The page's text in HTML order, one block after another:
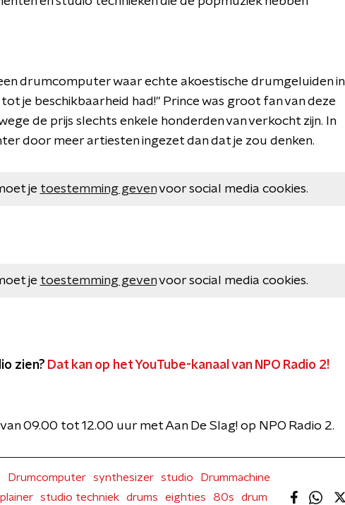
drumcomputer waar echte akoestische drumgeluiden in
je beschikbaarheid had!" Prince was groot fan van deze
de prijs slechts enkele honderden van verkocht zijn. In
door meer artiesten ingezet dan dat je zou denken.
je toestemming gevenvoor social media cookies.
je toestemming gevenvoor social media cookies.
zien? Dat kan op het YouTube-kanaal van NPO Radio 2!
09.00 tot 12.00 uur met Aan De Slag! op NPO Radio 2.
Drumcomputer synthesizer studio
Drummachine
studio techniek drums eighties 80s
drum